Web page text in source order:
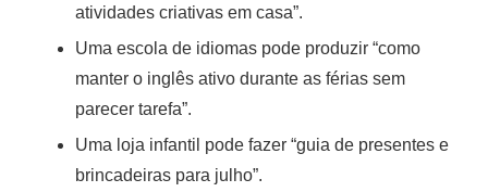
atividades criativas em casa”.
Uma escola de idiomas pode produzir “como
manter o inglês ativo durante as férias sem
parecer tarefa”.
Uma loja infantil pode fazer “guia de presentes e
brincadeiras para julho”.